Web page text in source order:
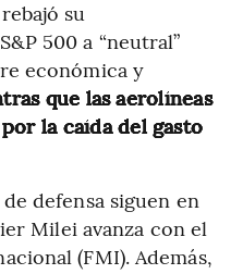
su
500 a “neutral”
económica y
que las aerolíneas
la caída del gasto
defensa siguen en
Milei avanza con el
(FMI). Además,